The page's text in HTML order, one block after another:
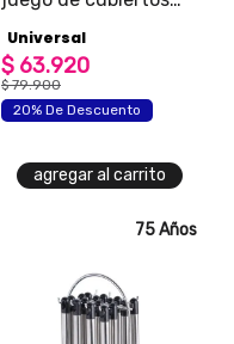
universal
Universal
$ 63.920
$ 79.900
20% De Descuento
agregar al carrito
75 Años